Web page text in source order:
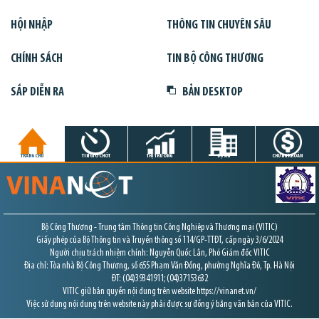
HỘI NHẬP THÔNG TIN CHUYÊN SÂU
CHÍNH SÁCH TIN BỘ CÔNG THƯƠNG
SẮP DIỄN RA BẢN DESKTOP
TRANG CHỦ TIN GIỜ CHÓT THỊ TRƯỜNG DỰ ÁN CHỨNG KHOÁN
Bộ Công Thương - Trung tâm Thông tin Công Nghiệp và Thương mại (VITIC)
Giấy phép của Bộ Thông tin và Truyền thông số 114/GP-TTĐT, cấp ngày 3/6/2024
Người chịu trách nhiệm chính: Nguyễn Quốc Lân, Phó Giám đốc VITIC
Địa chỉ: Tòa nhà Bộ Công Thương, số 655 Phạm Văn Đồng, phường Nghĩa Đô, Tp. Hà Nội
ĐT: (04)39341911; (04)37153632
VITIC giữ bản quyền nội dung trên website https://vinanet.vn/
Việc sử dụng nội dung trên website này phải được sự đồng ý bằng văn bản của VITIC.